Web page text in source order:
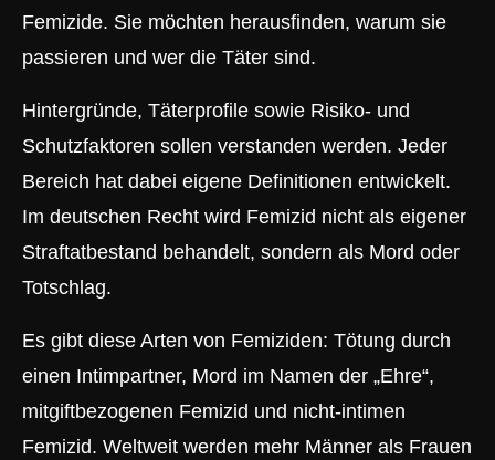
Femizide. Sie möchten herausfinden, warum sie
passieren und wer die Täter sind.
Hintergründe, Täterprofile sowie Risiko- und
Schutzfaktoren sollen verstanden werden. Jeder
Bereich hat dabei eigene Definitionen entwickelt.
Im deutschen Recht wird Femizid nicht als eigener
Straftatbestand behandelt, sondern als Mord oder
Totschlag.
Es gibt diese Arten von Femiziden: Tötung durch
einen Intimpartner, Mord im Namen der „Ehre“,
mitgiftbezogenen Femizid und nicht-intimen
Femizid. Weltweit werden mehr Männer als Frauen